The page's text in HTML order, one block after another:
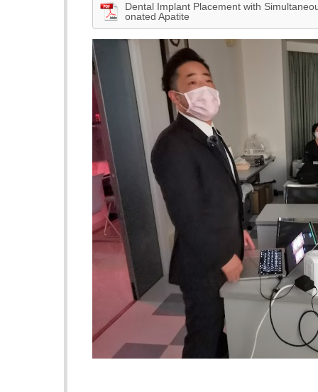
Dental Implant Placement with
onated Apatite